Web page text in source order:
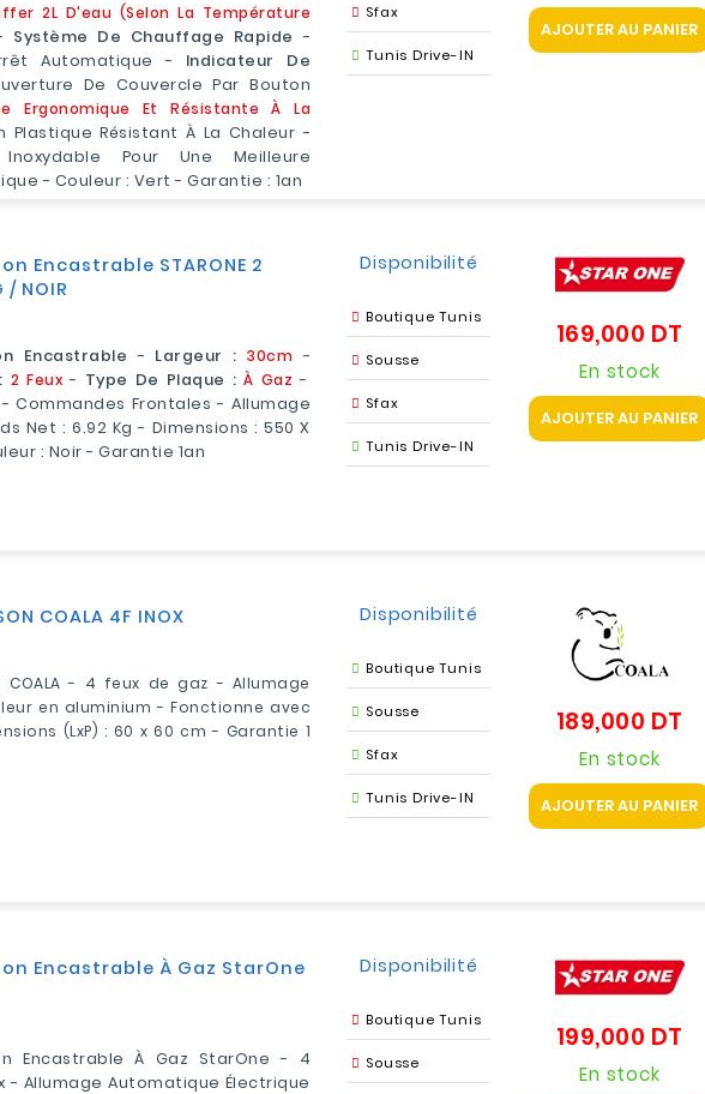
2L D'eau (selon La Température
Système De Chauffage Rapide -
Automatique - Indicateur De
De Couvercle Par Bouton
Ergonomique Et Résistante À La
Plastique Résistant À La Chaleur -
Pour Une Meilleure
- Couleur : Vert - Garantie : 1an
Sfax
Tunis Drive-IN
AJOUTER AU PANIER
Encastrable STARONE 2
/ NOIR
Encastrable - Largeur :30cm -
2 Feux - Type De Plaque : À Gaz -
- Commandes Frontales - Allumage
Net : 6.92 Kg - Dimensions : 550 X
: Noir - Garantie 1an
Disponibilité
Boutique Tunis
Sousse
Sfax
Tunis Drive-IN
169,000 DT
En stock
AJOUTER AU PANIER
COALA 4F INOX
COALA - 4 feux de gaz - Allumage
en aluminium - Fonctionne avec
(LxP) : 60 x 60 cm - Garantie 1
Disponibilité
Boutique Tunis
Sousse
Sfax
Tunis Drive-IN
189,000 DT
En stock
AJOUTER AU PANIER
Encastrable À Gaz StarOne
Encastrable À Gaz StarOne - 4
- Allumage Automatique Électrique
Disponibilité
Boutique Tunis
Sousse
199,000 DT
En stock